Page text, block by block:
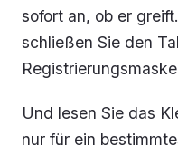
sofort an, ob er
schließen Sie den
Und lesen Sie das
nur für ein